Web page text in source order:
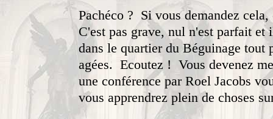
Pachéco ? Si vous demandez
C'est pas grave, nul n'est parfait
dans le quartier du Béguinage
agées. Ecoutez ! Vous devenez
une conférence par Roel Jacobs
vous apprendrez plein de choses